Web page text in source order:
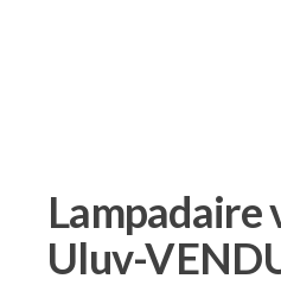
Lampadaire
Uluv-